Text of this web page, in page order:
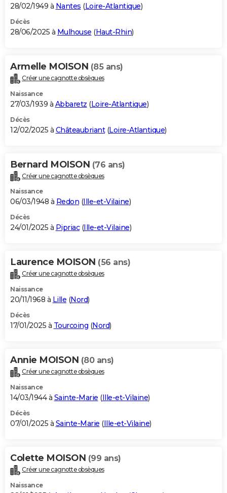
28/02/1949 à Nantes (Loire-Atlantique)
Décès
28/06/2025 à Mulhouse (Haut-Rhin)
Armelle MOISON (85 ans)
Créer une cagnotte obsèques
Naissance
27/03/1939 à Abbaretz (Loire-Atlantique)
Décès
12/02/2025 à Châteaubriant(Loire-Atlantique)
Bernard MOISON (76 ans)
Créer une cagnotte obsèques
Naissance
06/03/1948 à Redon (Ille-et-Vilaine)
Décès
24/01/2025 à Pipriac(Ille-et-Vilaine)
Laurence MOISON (56 ans)
Créer une cagnotte obsèques
Naissance
20/11/1968 à Lille (Nord)
Décès
17/01/2025 à Tourcoing (Nord)
Annie MOISON (80 ans)
Créer une cagnotte obsèques
Naissance
14/03/1944 à Sainte-Marie (Ille-et-Vilaine)
Décès
07/01/2025 à Sainte-Marie (Ille-et-Vilaine)
Colette MOISON (99 ans)
Créer une cagnotte obsèques
Naissance